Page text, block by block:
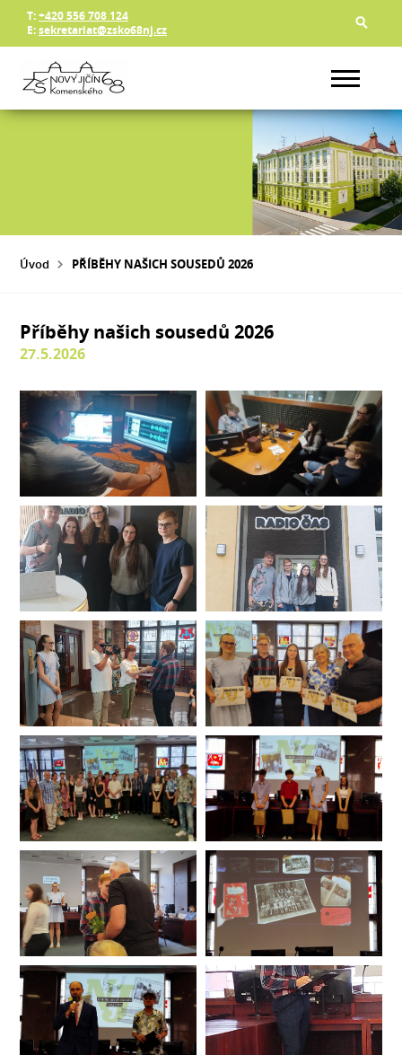
T:+420 556 708 124
E:sekretariat@zsko68nj.cz
Úvod PŘÍBĚHY NAŠICH SOUSEDŮ 2026
Příběhy našich sousedů 2026
27.5.2026